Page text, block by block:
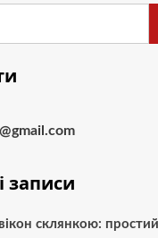
записи
склянкою: